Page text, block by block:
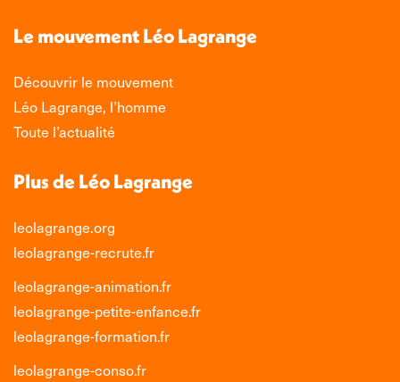
s'ouvre
une
nouvelle
fenêtre
s'ouvre
une
fenêtre
s'ouvre
une
nouvelle
fenêtre
s'ouvre
une
nouvelle
fenêtre
Le mouvement Léo Lagrange
Découvrir le mouvement
Léo Lagrange, l’homme
Toute l’actualité
Plus de Léo Lagrange
leolagrange.org
leolagrange-recrute.fr
leolagrange-animation.fr
leolagrange-petite-enfance.fr
leolagrange-formation.fr
leolagrange-conso.fr